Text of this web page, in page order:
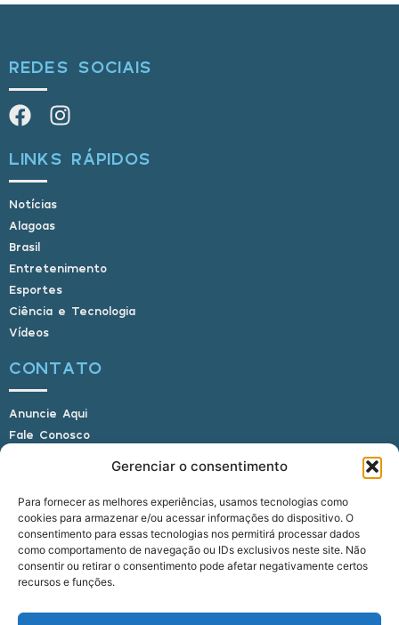
Gerenciar o consentimento
Para fornecer as melhores experiências, usamos tecnologias como
cookies para armazenar e/ou acessar informações do dispositivo. O
consentimento para essas tecnologias nos permitirá processar dados
como comportamento de navegação ou IDs exclusivos neste site. Não
consentir ou retirar o consentimento pode afetar negativamente certos
recursos e funções.
REDES SOCIAIS
LINKS RÁPIDOS
Notícias
Alagoas
Brasil
Entretenimento
Esportes
Ciência e Tecnologia
Vídeos
CONTATO
Anuncie Aqui
Fale Conosco
E-mail: alagoasbrasilnoticias@gmail.com
Telefone: (82) 9 9691-0391 (Whatsapp)
Responsável Técnico: Crysthyan Carlos
Rua do Sau - Centro - Anadia - AL - CEP: